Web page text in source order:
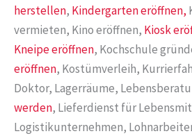
herstellen, Kindergarten eröffnen,
vermieten, Kino eröffnen, Kiosk
Kneipe eröffnen, Kochschule
eröffnen, Kostümverleih,
Doktor, Lagerräume,
werden, Lieferdienst für
Logistikunternehmen,